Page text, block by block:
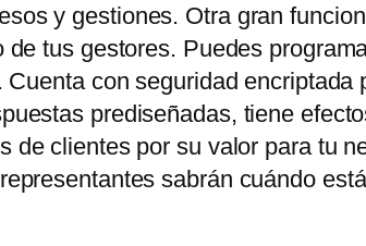
y gestiones. Otra gran
tus gestores. Puedes
con seguridad encriptada
prediseñadas, tiene
clientes por su valor para tu
sabrán cuándo